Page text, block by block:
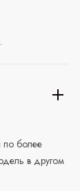
.
по более
в другом